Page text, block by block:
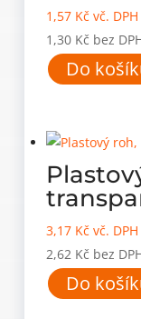
1,57 Kč vč. DPH
1,30 Kč bez
Do
3,17 Kč vč. DPH
2,62 Kč bez
Do